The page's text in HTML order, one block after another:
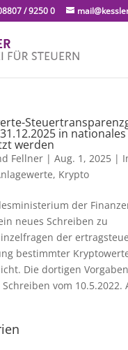
/ 9250 0
in
werden
Fellner| Aug. 1, 2025|
, Krypto
der
neues Schreiben zu
der
bestimmter
Die dortigen
vom 10.5.2022.